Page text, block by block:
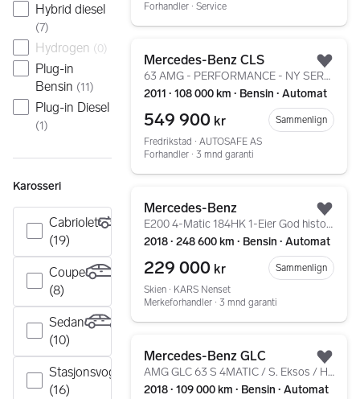
Hybrid diesel
(7)
Hydrogen (0)
Plug-in
Bensin (11)
Plug-in Diesel
(1)
Karosseri
Cabriolet
(19)
Coupe
(8)
Sedan
(10)
Stasjonsvogn
(16)
Forhandler ∙ Service
Mercedes-Benz CLS
63 AMG - PERFORMANCE - NY SERVICE & EU - LED - SOLTAK
2011 ∙ 108 000 km ∙ Bensin ∙ Automat
549 900 kr
Sammenlign
Fredrikstad ∙ AUTOSAFE AS
Forhandler ∙ 3 mnd garanti
Mercedes-Benz
E200 4-Matic 184HK 1-Eier God historikk og flott spec!
2018 ∙ 248 600 km ∙ Bensin ∙ Automat
229 000 kr
Sammenlign
Skien ∙ KARS Nenset
Merkeforhandler ∙ 3 mnd garanti
Mercedes-Benz GLC
AMG GLC 63 S 4MATIC / S. Eksos / HUD / Burmester / Pano
2018 ∙ 109 000 km ∙ Bensin ∙ Automat